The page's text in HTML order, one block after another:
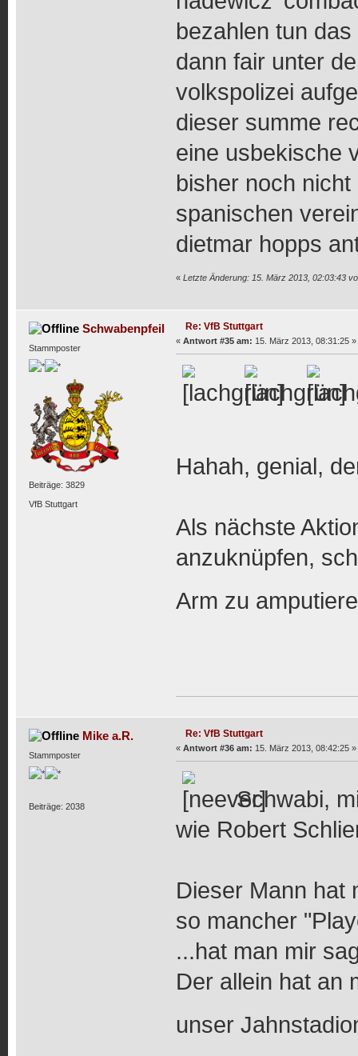
bezahlen tun
dann fair unter
volkspolizei
dieser summe
eine usbekische
bisher noch
spanischen
dietmar hopps
« Letzte Änderung: 15. März 2013, 02:03:43
Schwabenpfeil
Stammposter
Beiträge: 3829
VfB Stuttgart
Re: VfB Stuttgart
« Antwort #35 am: 15. März 2013, 08:31:25 »
Hahah, genial,
Als nächste
anzuknüpfen,
Arm zu
Mike a.R.
Stammposter
Beiträge: 2038
Re: VfB Stuttgart
« Antwort #36 am: 15. März 2013, 08:42:25 »
Schwabi,
wie Robert
Dieser Mann hat
so mancher
...hat man mir
Der allein hat an
unser